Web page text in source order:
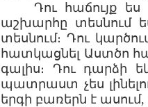
Դու հաճույք
աշխարհը տեսնում
տեսնում։ Դու
հատկացնել Աստծո
գալիս։ Դու դարձի
պատրաստ չես
երգի բառերն է